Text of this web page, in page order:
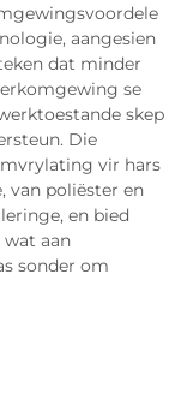
aangesien
dat minder
se
skep
Die
vir hars
van poliëster en
en bied
aan
sonder om